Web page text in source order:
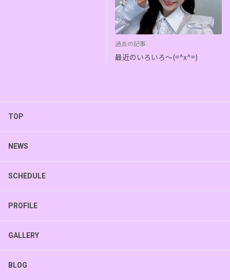
過去の記事
最近のいろいろ〜(=^x^=)
TOP
NEWS
SCHEDULE
PROFILE
GALLERY
BLOG